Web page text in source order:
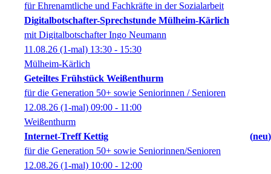
für Ehrenamtliche und Fachkräfte in der Sozialarbeit
Digitalbotschafter-Sprechstunde Mülheim-Kärlich
mit Digitalbotschafter Ingo Neumann
11.08.26 (1-mal) 13:30 - 15:30
Mülheim-Kärlich
Geteiltes Frühstück Weißenthurm
für die Generation 50+ sowie Seniorinnen / Senioren
12.08.26 (1-mal) 09:00 - 11:00
Weißenthurm
Internet-Treff Kettig
neu
für die Generation 50+ sowie Seniorinnen/Senioren
12.08.26 (1-mal) 10:00 - 12:00